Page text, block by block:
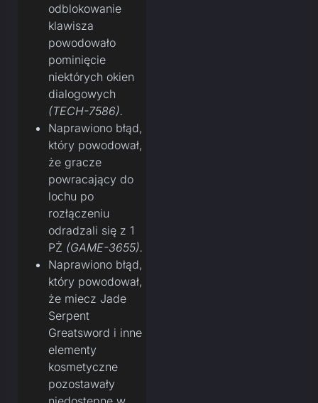
odblokowanie
klawisza
powodowało
pominięcie
niektórych okien
dialogowych
(TECH-7586).
Naprawiono błąd,
który powodował,
że gracze
powracający do
lochu po
rozłączeniu
odradzali się z 1
PŻ (GAME-3655).
Naprawiono błąd,
który powodował,
że miecz Jade
Serpent
Greatsword i inne
elementy
kosmetyczne
pozostawały